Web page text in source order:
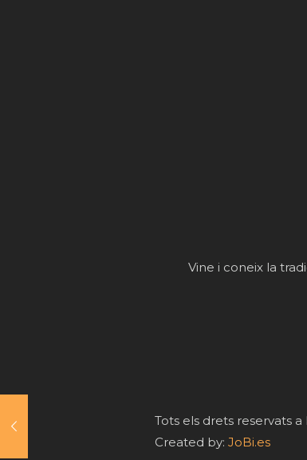
Vine i coneix la
Tots els drets reservats
Created by: JoBi.es